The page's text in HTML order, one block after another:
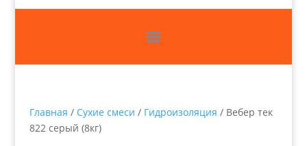
Главная / Сухие смеси / Гидроизоляция / Вебер тек
822 серый (8кг)